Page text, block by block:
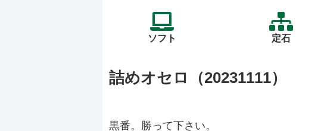
ソフト 定石
詰めオセロ（20231111）
黒番。勝って下さい。